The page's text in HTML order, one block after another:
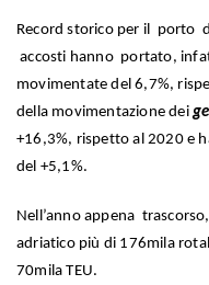
Record storico per il porto
accosti hanno portato,
movimentate del 6,7%,
della movimentazione dei
+16,3%, rispetto al 2020 e
del +5,1%.
Nell’anno appena
adriatico più di 176mila
70mila TEU.